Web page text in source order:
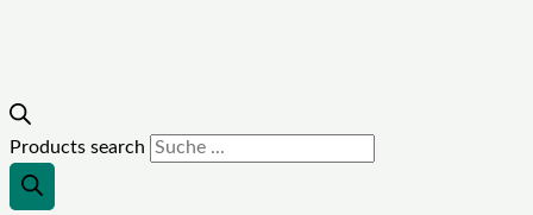
Products search